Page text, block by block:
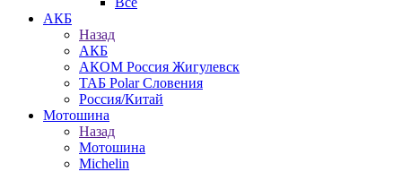
АКБ
Назад
АКБ
АКОМ Россия Жигулевск
ТАБ Polar Словения
Россия/Китай
Мотошина
Назад
Мотошина
Michelin